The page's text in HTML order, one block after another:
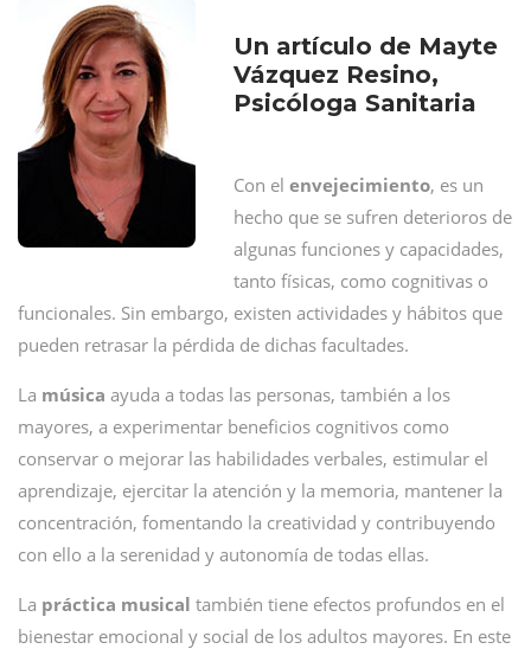
Un artículo de Mayte
Vázquez Resino,
Psicóloga Sanitaria
Con el envejecimiento, es un
hecho que se sufren deterioros de
algunas funciones y capacidades,
tanto físicas, como cognitivas o
funcionales. Sin embargo, existen actividades y hábitos que
pueden retrasar la pérdida de dichas facultades.
La música ayuda a todas las personas, también a los
mayores, a experimentar beneficios cognitivos como
conservar o mejorar las habilidades verbales, estimular el
aprendizaje, ejercitar la atención y la memoria, mantener la
concentración, fomentando la creatividad y contribuyendo
con ello a la serenidad y autonomía de todas ellas.
La práctica musical también tiene efectos profundos en el
bienestar emocional y social de los adultos mayores. En este